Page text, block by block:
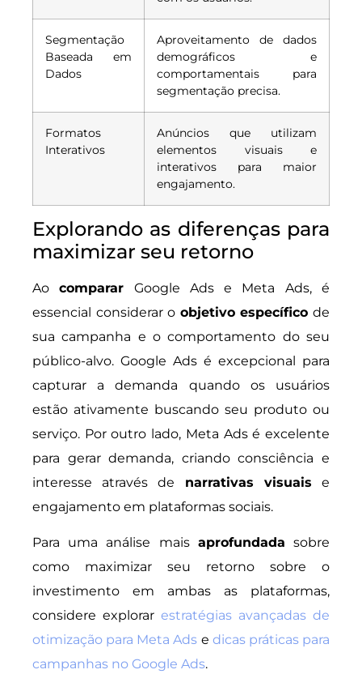
Segmentação
Baseada em
Dados
Aproveitamento de dados
demográficos e
comportamentais para
segmentação precisa.
Formatos
Interativos
Anúncios que utilizam
elementos visuais e
interativos para maior
engajamento.
Explorando as diferenças para
maximizar seu retorno
Aocomparar Google Ads e Meta Ads, é
essencial considerar o objetivo específico de
sua campanha e o comportamento do seu
público-alvo. Google Ads é excepcional para
capturar a demanda quando os usuários
estão ativamente buscando seu produto ou
serviço. Por outro lado, Meta Ads é excelente
para gerar demanda, criando consciência e
interesse através de narrativas visuais e
engajamento em plataformas sociais.
Para uma análise mais aprofundada sobre
como maximizar seu retorno sobre o
investimento em ambas as plataformas,
considere explorar estratégias avançadas de
otimização para Meta Ads e dicas práticas para
campanhas no Google Ads.